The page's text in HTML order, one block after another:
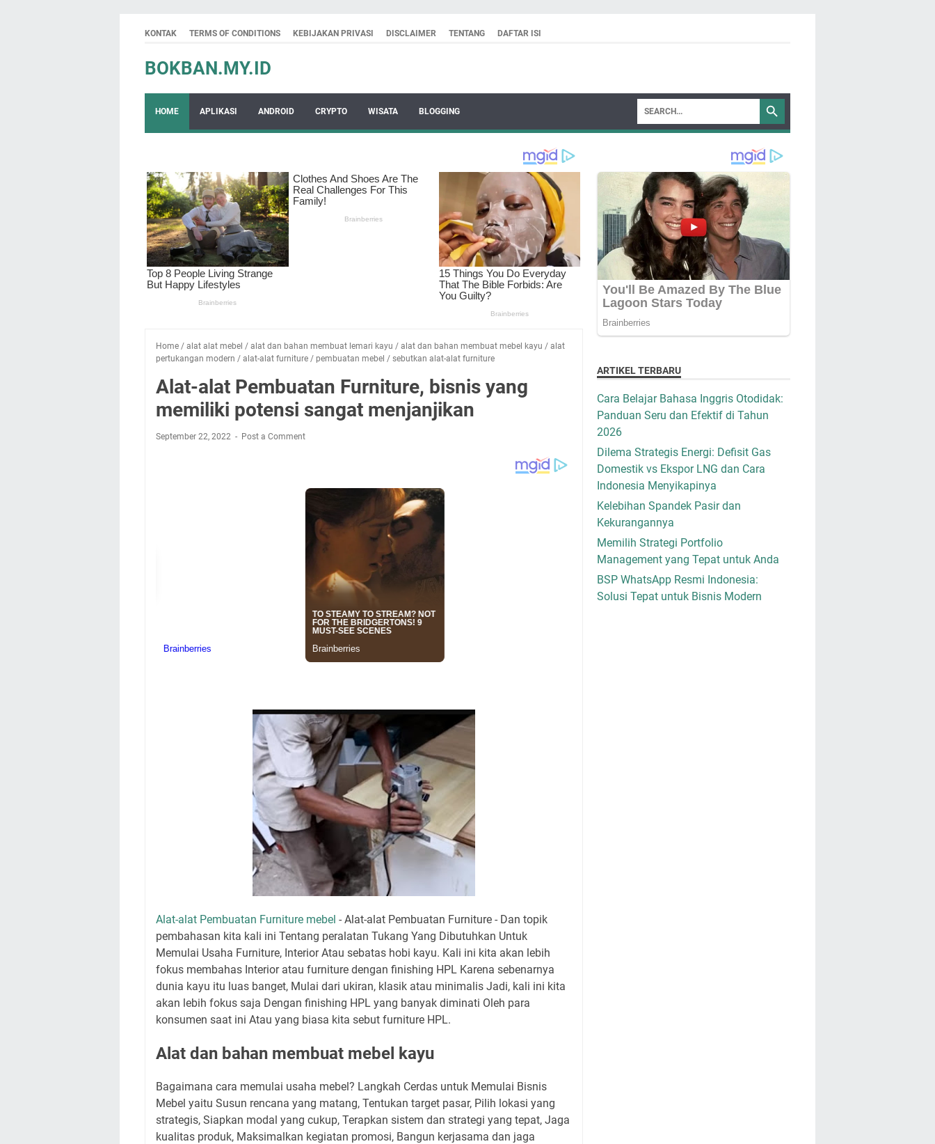
KONTAK TERMS OF CONDITIONS KEBIJAKAN PRIVASI DISCLAIMER TENTANG DAFTAR ISI
BOKBAN.MY.ID
HOME APLIKASI ANDROID CRYPTO WISATA BLOGGING
Home / alat alat mebel / alat dan bahan membuat lemari kayu / alat dan bahan membuat mebel kayu / alat
pertukangan modern / alat-alat furniture / pembuatan mebel / sebutkan alat-alat furniture
Alat-alat Pembuatan Furniture, bisnis yang
memiliki potensi sangat menjanjikan
September 22, 2022 Post a Comment
Alat-alat Pembuatan Furniture mebel - Alat-alat Pembuatan Furniture - Dan topik
pembahasan kita kali ini Tentang peralatan Tukang Yang Dibutuhkan Untuk
Memulai Usaha Furniture, Interior Atau sebatas hobi kayu. Kali ini kita akan lebih
fokus membahas Interior atau furniture dengan finishing HPL Karena sebenarnya
dunia kayu itu luas banget, Mulai dari ukiran, klasik atau minimalis Jadi, kali ini kita
akan lebih fokus saja Dengan finishing HPL yang banyak diminati Oleh para
konsumen saat ini Atau yang biasa kita sebut furniture HPL.
Alat dan bahan membuat mebel kayu
Bagaimana cara memulai usaha mebel? Langkah Cerdas untuk Memulai Bisnis
Mebel yaitu Susun rencana yang matang, Tentukan target pasar, Pilih lokasi yang
strategis, Siapkan modal yang cukup, Terapkan sistem dan strategi yang tepat, Jaga
kualitas produk, Maksimalkan kegiatan promosi, Bangun kerjasama dan jaga
ARTIKEL TERBARU
Cara Belajar Bahasa Inggris Otodidak:
Panduan Seru dan Efektif di Tahun
2026
Dilema Strategis Energi: Defisit Gas
Domestik vs Ekspor LNG dan Cara
Indonesia Menyikapinya
Kelebihan Spandek Pasir dan
Kekurangannya
Memilih Strategi Portfolio
Management yang Tepat untuk Anda
BSP WhatsApp Resmi Indonesia:
Solusi Tepat untuk Bisnis Modern